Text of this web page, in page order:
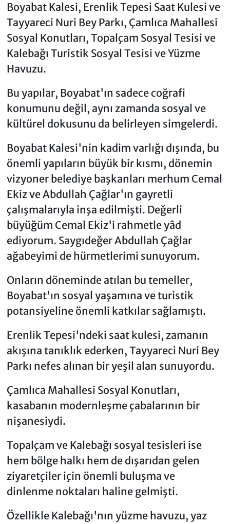
Boyabat Kalesi, Erenlik Tepesi Saat Kulesi ve
Tayyareci Nuri Bey Parkı, Çamlıca Mahallesi
Sosyal Konutları, Topalçam Sosyal Tesisi ve
Kalebağı Turistik Sosyal Tesisi ve Yüzme
Havuzu.
Bu yapılar, Boyabat'ın sadece coğrafi
konumunu değil, aynı zamanda sosyal ve
kültürel dokusunu da belirleyen simgelerdi.
Boyabat Kalesi'nin kadim varlığı dışında, bu
önemli yapıların büyük bir kısmı, dönemin
vizyoner belediye başkanları merhum Cemal
Ekiz ve Abdullah Çağlar'ın gayretli
çalışmalarıyla inşa edilmişti. Değerli
büyüğüm Cemal Ekiz'i rahmetle yâd
ediyorum. Saygıdeğer Abdullah Çağlar
ağabeyimi de hürmetlerimi sunuyorum.
Onların döneminde atılan bu temeller,
Boyabat'ın sosyal yaşamına ve turistik
potansiyeline önemli katkılar sağlamıştı.
Erenlik Tepesi'ndeki saat kulesi, zamanın
akışına tanıklık ederken, Tayyareci Nuri Bey
Parkı nefes alınan bir yeşil alan sunuyordu.
Çamlıca Mahallesi Sosyal Konutları,
kasabanın modernleşme çabalarının bir
nişanesiydi.
Topalçam ve Kalebağı sosyal tesisleri ise
hem bölge halkı hem de dışarıdan gelen
ziyaretçiler için önemli buluşma ve
dinlenme noktaları haline gelmişti.
Özellikle Kalebağı'nın yüzme havuzu, yaz